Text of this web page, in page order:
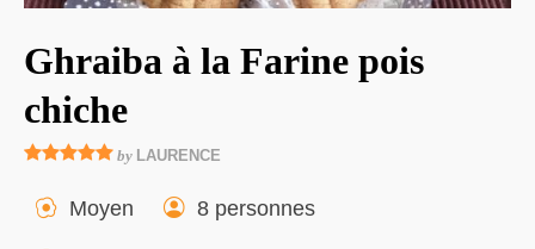
Ghraiba à la Farine pois
chiche
by LAURENCE
Moyen 8 personnes